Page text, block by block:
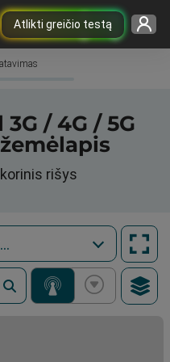
Atlikti greičio testą
/ 4G / 5G
rišys
Movistar Movil